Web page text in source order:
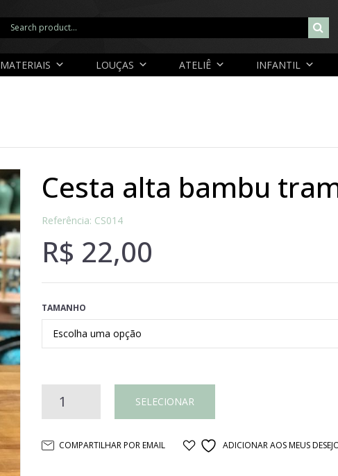
Você
Nome de
MATERIAIS LOUÇAS ATELIÊ INFANTIL
cesta alta bambu
Referência: CS014
R$ 22,00
TAMANHO
Cesta SELECIONAR
COMPARTILHAR POR EMAIL ADICIONAR AOS MEUS